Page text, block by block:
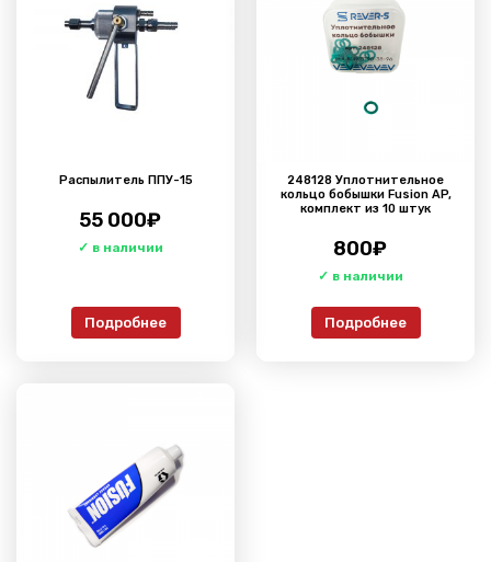
Распылитель ППУ-15
55 000₽
Подробнее
248128 Уплотнительное
кольцо бобышки Fusion AP,
комплект из 10 штук
800₽
Подробнее